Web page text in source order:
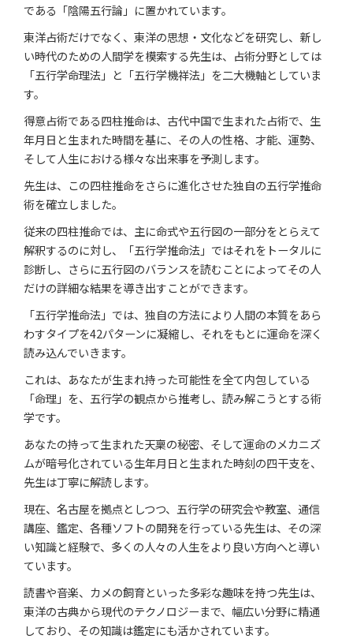
である「陰陽五行論」に置かれています。
東洋占術だけでなく、東洋の思想・文化などを研究し、新し
い時代のための人間学を模索する先生は、占術分野としては
「五行学命理法」と「五行学機祥法」を二大機軸としていま
す。
得意占術である四柱推命は、古代中国で生まれた占術で、生
年月日と生まれた時間を基に、その人の性格、才能、運勢、
そして人生における様々な出来事を予測します。
先生は、この四柱推命をさらに進化させた独自の五行学推命
術を確立しました。
従来の四柱推命では、主に命式や五行図の一部分をとらえて
解釈するのに対し、「五行学推命法」ではそれをトータルに
診断し、さらに五行図のバランスを読むことによってその人
だけの詳細な結果を導き出すことができます。
「五行学推命法」では、独自の方法により人間の本質をあら
わすタイプを42パターンに凝縮し、それをもとに運命を深く
読み込んでいきます。
これは、あなたが生まれ持った可能性を全て内包している
「命理」を、五行学の観点から推考し、読み解こうとする術
学です。
あなたの持って生まれた天稟の秘密、そして運命のメカニズ
ムが暗号化されている生年月日と生まれた時刻の四干支を、
先生は丁寧に解読します。
現在、名古屋を拠点としつつ、五行学の研究会や教室、通信
講座、鑑定、各種ソフトの開発を行っている先生は、その深
い知識と経験で、多くの人々の人生をより良い方向へと導い
ています。
読書や音楽、カメの飼育といった多彩な趣味を持つ先生は、
東洋の古典から現代のテクノロジーまで、幅広い分野に精通
しており、その知識は鑑定にも活かされています。